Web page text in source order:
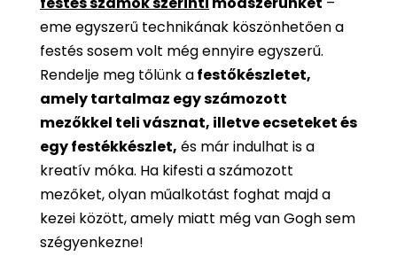
eme egyszerű technikának köszönhetően a
festés sosem volt még ennyire egyszerű.
Rendelje meg tőlünk afestőkészletet,
amely tartalmaz egy számozott
mezőkkel teli vásznat, illetve ecseteket és
egy festékkészlet, és már indulhat is a
kreatív móka. Ha kifesti a számozott
mezőket, olyan műalkotást foghat majd a
kezei között, amely miatt még van Gogh sem
szégyenkezne!